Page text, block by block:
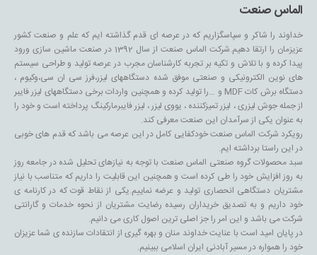
الماس صنعت
خداوند را شاکر و سپاسگزاریم که در عرصه ای قدم گذاشته ایم که علم و صنعت کشور
عزیزمان را ارتقا دهیم.شرکت الماس صنعت از سال 1392 در صنعت ماشین سازی ورود
پیدا کرده و با تلاش و تکیه بر تجربه کارشناسان مجرب در عرصه تولید و طراحی سیستم
های نوین الکترونیکی و صنعتی موفق شده دستگاههای لیزر،فرز سی ان سی،وکیوم ،
دستگاه برش کات MDF و …را تولید کرده و همچنین واردات برخی دستگاههای لیزر فایبر
از جمله جوش لیزری ، لیزر تمیزکننده ، یووی لیزر ، لیزر فایبرمارکینگ پرداخته است و خود را
به عنوان یکی از سرآمدان این صنعت معرفی کند.
رویکرد شرکت الماس صنعت خودکفایی کامل در این عرصه می باشد که قدم های خوبی
در این راستا برداشته ایم.
سبد محصولات گروه صنعتی الماس صنعت با توجه به نیازهای تحلیل شده در جامعه روز
به روز افزایش خود را طی کرده است و همچنین این قابلیت را داریم که متناسب با نیاز
مشتریان دستگاهی انحصاری تولید و عرضه نماییم.یکی از نقاط قوت که در کارنامه ی
خود داریم و به تصدیق خریداران رسیده رضایت مشتریان از نحوه خدمات و گارانتی
شرکت می باشد و این امر را جز اصلی ترین اصول کاری می دانیم.
در پایان امید است با عنایت خداوند منان و بهره گیری از انتقادات سازنده ی شما عزیزان
خود را همواره در مسیر آبادنی ایران اسلامی ببینیم.